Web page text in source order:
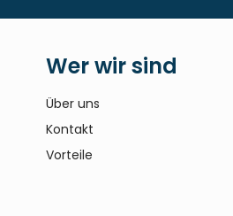
Wer wir sind
Über uns
Kontakt
Vorteile